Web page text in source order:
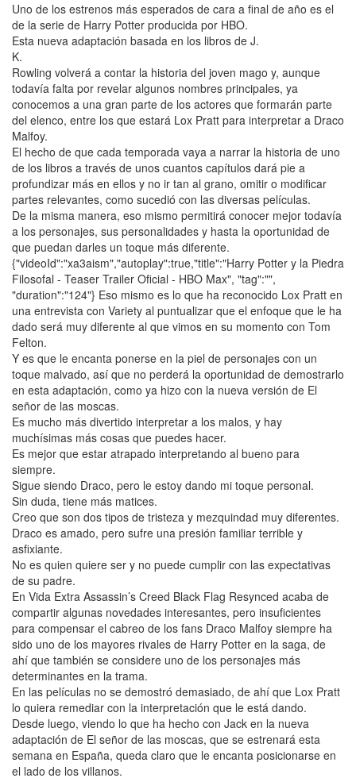
Uno de los estrenos más esperados de cara a final de año es el
de la serie de Harry Potter producida por HBO.
Esta nueva adaptación basada en los libros de J.
K.
Rowling volverá a contar la historia del joven mago y, aunque
todavía falta por revelar algunos nombres principales, ya
conocemos a una gran parte de los actores que formarán parte
del elenco, entre los que estará Lox Pratt para interpretar a Draco
Malfoy.
El hecho de que cada temporada vaya a narrar la historia de uno
de los libros a través de unos cuantos capítulos dará pie a
profundizar más en ellos y no ir tan al grano, omitir o modificar
partes relevantes, como sucedió con las diversas películas.
De la misma manera, eso mismo permitirá conocer mejor todavía
a los personajes, sus personalidades y hasta la oportunidad de
que puedan darles un toque más diferente.
{"videoId":"xa3aism","autoplay":true,"title":"Harry Potter y la Piedra
Filosofal - Teaser Trailer Oficial - HBO Max", "tag":"",
"duration":"124"} Eso mismo es lo que ha reconocido Lox Pratt en
una entrevista con Variety al puntualizar que el enfoque que le ha
dado será muy diferente al que vimos en su momento con Tom
Felton.
Y es que le encanta ponerse en la piel de personajes con un
toque malvado, así que no perderá la oportunidad de demostrarlo
en esta adaptación, como ya hizo con la nueva versión de El
señor de las moscas.
Es mucho más divertido interpretar a los malos, y hay
muchísimas más cosas que puedes hacer.
Es mejor que estar atrapado interpretando al bueno para
siempre.
Sigue siendo Draco, pero le estoy dando mi toque personal.
Sin duda, tiene más matices.
Creo que son dos tipos de tristeza y mezquindad muy diferentes.
Draco es amado, pero sufre una presión familiar terrible y
asfixiante.
No es quien quiere ser y no puede cumplir con las expectativas
de su padre.
En Vida Extra Assassin’s Creed Black Flag Resynced acaba de
compartir algunas novedades interesantes, pero insuficientes
para compensar el cabreo de los fans Draco Malfoy siempre ha
sido uno de los mayores rivales de Harry Potter en la saga, de
ahí que también se considere uno de los personajes más
determinantes en la trama.
En las películas no se demostró demasiado, de ahí que Lox Pratt
lo quiera remediar con la interpretación que le está dando.
Desde luego, viendo lo que ha hecho con Jack en la nueva
adaptación de El señor de las moscas, que se estrenará esta
semana en España, queda claro que le encanta posicionarse en
el lado de los villanos.